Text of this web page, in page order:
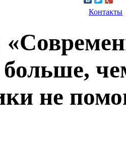
Контакты
больше,
не